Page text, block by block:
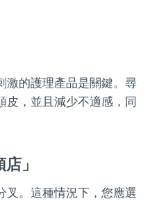
激的護理產品是關鍵。尋
皮，並且減少不適感，同
」
叉。這種情況下，您應選